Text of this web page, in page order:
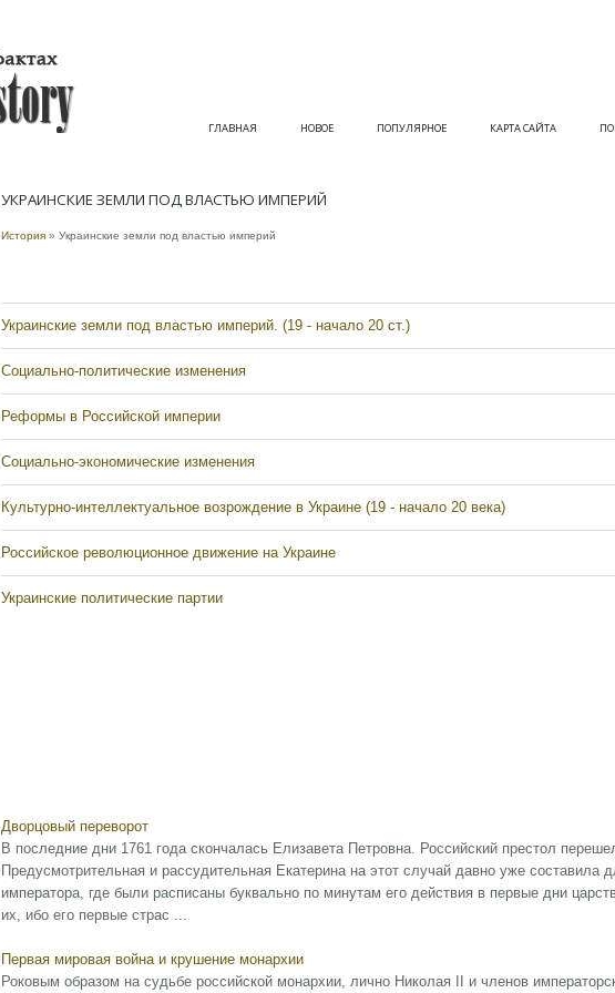
ГЛАВНАЯ НОВОЕ ПОПУЛЯРНОЕ КАРТА САЙТА
УКРАИНСКИЕ ЗЕМЛИ ПОД ВЛАСТЬЮ ИМПЕРИЙ
История » Украинские земли под властью империй
Украинские земли под властью империй. (19 - начало 20 ст.)
Социально-политические изменения
Реформы в Российской империи
Социально-экономические изменения
Культурно-интеллектуальное возрождение в Украине (19 - начало 20 века)
Российское революционное движение на Украине
Украинские политические партии
Дворцовый переворот
В последние дни 1761 года скончалась Елизавета Петровна. Российский престол
Предусмотрительная и рассудительная Екатерина на этот случай давно уже составила
императора, где были расписаны буквально по минутам его действия в первые дни
их, ибо его первые страс ...
Первая мировая война и крушение монархии
Роковым образом на судьбе российской монархии, лично Николая II и членов